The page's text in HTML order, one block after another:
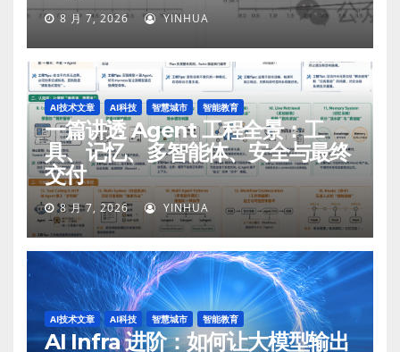
8 月 7, 2026 YINHUA
AI技术文章 AI科技 智慧城市 智能教育
一篇讲透 Agent 工程全景：工
具、记忆、多智能体、安全与最终
交付
8 月 7, 2026 YINHUA
AI技术文章 AI科技 智慧城市 智能教育
AI Infra 进阶：如何让大模型输出